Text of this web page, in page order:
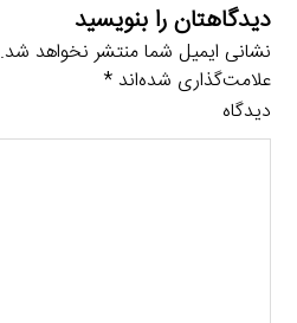
دیدگاهتان را بنویسید
نشانی ایمیل شما منتشر نخواهد شد.
علامت‌گذاری شده‌اند*
دیدگاه